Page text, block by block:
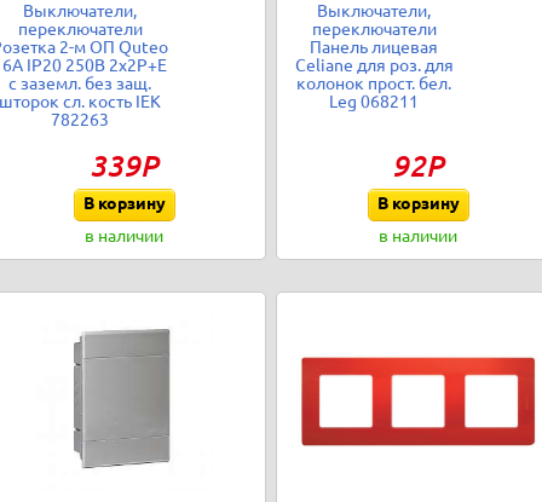
Выключатели,
переключатели
2-м ОП Quteo
IP20 250В 2х2P+E
с заземл. без защ.
шторок сл. кость IEK
782263
339Р
В корзину
в наличии
Выключатели,
переключатели
Панель лицевая
Celiane для роз. для
колонок прост. бел.
Leg 068211
92Р
В корзину
в наличии